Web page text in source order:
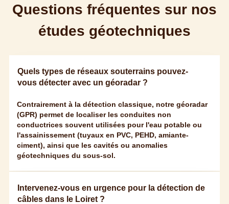
Questions fréquentes sur nos
études géotechniques
Quels types de réseaux souterrains pouvez-
vous détecter avec un géoradar ?
Contrairement à la détection classique, notre géoradar
(GPR) permet de localiser les conduites non
conductrices souvent utilisées pour l'eau potable ou
l'assainissement (tuyaux en PVC, PEHD, amiante-
ciment), ainsi que les cavités ou anomalies
géotechniques du sous-sol.
Intervenez-vous en urgence pour la détection de
câbles dans le Loiret ?